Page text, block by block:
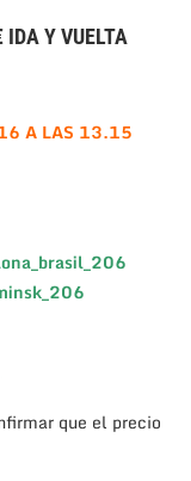
Y VUELTA
A LAS 13.15
que el precio